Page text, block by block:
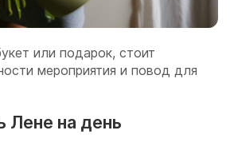
или подарок, стоит
мероприятия и повод для
Лене на день